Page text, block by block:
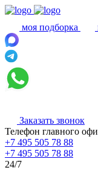
моя подборка
Заказать звонок
Телефон главного
+7 495 505 78 88
+7 495 505 78 88
24/7